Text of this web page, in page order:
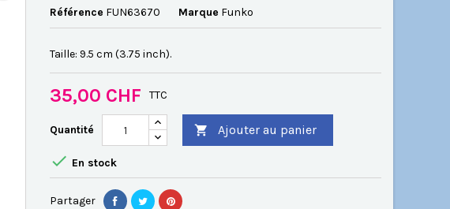
Référence FUN63670 Marque Funko
Taille: 9.5 cm (3.75 inch).
35,00 CHF TTC
Quantité  Ajouter au panier
 En stock
Partager